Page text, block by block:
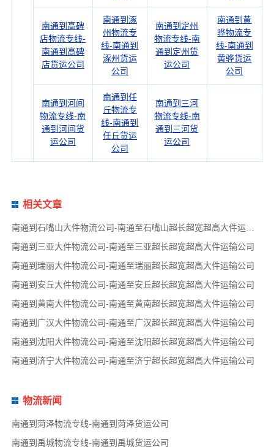
南通到高碑
店物流专线-
南通到高碑
店货运公司
南通到涿
州物流专
线-南通到
涿州货运
公司
南通到定州
物流专线-南
通到定州货
运公司
南通到黄
骅物流专
线-南通到
黄骅货运
公司
南通到河间
物流专线-南
通到河间货
运公司
南通到任
丘物流专
线-南通到
任丘货运
公司
南通到三河
物流专线-南
通到三河货
运公司
相关文章
南通到石嘴山大件物流公司-南通至石嘴山超长超宽超高大件运输公司
南通到三亚大件物流公司-南通至三亚超长超宽超高大件运输公司
南通到瑞丽大件物流公司-南通至瑞丽超长超宽超高大件运输公司
南通到安丘大件物流公司-南通至安丘超长超宽超高大件运输公司
南通到黄南大件物流公司-南通至黄南超长超宽超高大件运输公司
南通到广汉大件物流公司-南通至广汉超长超宽超高大件运输公司
南通到沈阳大件物流公司-南通至沈阳超长超宽超高大件运输公司
南通到济宁大件物流公司-南通至济宁超长超宽超高大件运输公司
物流新闻
南通到菏泽物流专线-南通到菏泽货运公司
南通到禹城物流专线-南通到禹城货运公司